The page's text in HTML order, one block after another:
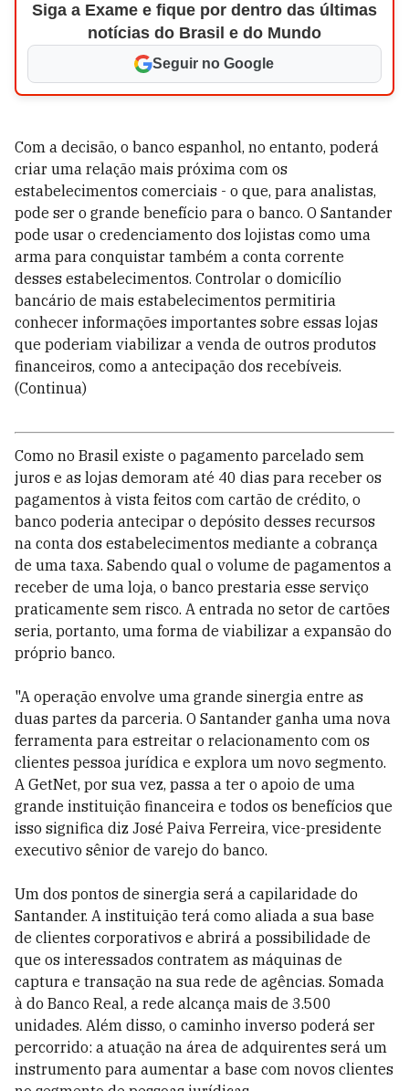
Siga a Exame e fique por dentro das últimas
notícias do Brasil e do Mundo
Seguir no Google
Com a decisão, o banco espanhol, no entanto, poderá
criar uma relação mais próxima com os
estabelecimentos comerciais - o que, para analistas,
pode ser o grande benefício para o banco. O Santander
pode usar o credenciamento dos lojistas como uma
arma para conquistar também a conta corrente
desses estabelecimentos. Controlar o domicílio
bancário de mais estabelecimentos permitiria
conhecer informações importantes sobre essas lojas
que poderiam viabilizar a venda de outros produtos
financeiros, como a antecipação dos recebíveis.
(Continua)
Como no Brasil existe o pagamento parcelado sem
juros e as lojas demoram até 40 dias para receber os
pagamentos à vista feitos com cartão de crédito, o
banco poderia antecipar o depósito desses recursos
na conta dos estabelecimentos mediante a cobrança
de uma taxa. Sabendo qual o volume de pagamentos a
receber de uma loja, o banco prestaria esse serviço
praticamente sem risco. A entrada no setor de cartões
seria, portanto, uma forma de viabilizar a expansão do
próprio banco.
"A operação envolve uma grande sinergia entre as
duas partes da parceria. O Santander ganha uma nova
ferramenta para estreitar o relacionamento com os
clientes pessoa jurídica e explora um novo segmento.
A GetNet, por sua vez, passa a ter o apoio de uma
grande instituição financeira e todos os benefícios que
isso significa diz José Paiva Ferreira, vice-presidente
executivo sênior de varejo do banco.
Um dos pontos de sinergia será a capilaridade do
Santander. A instituição terá como aliada a sua base
de clientes corporativos e abrirá a possibilidade de
que os interessados contratem as máquinas de
captura e transação na sua rede de agências. Somada
à do Banco Real, a rede alcança mais de 3.500
unidades. Além disso, o caminho inverso poderá ser
percorrido: a atuação na área de adquirentes será um
instrumento para aumentar a base com novos clientes